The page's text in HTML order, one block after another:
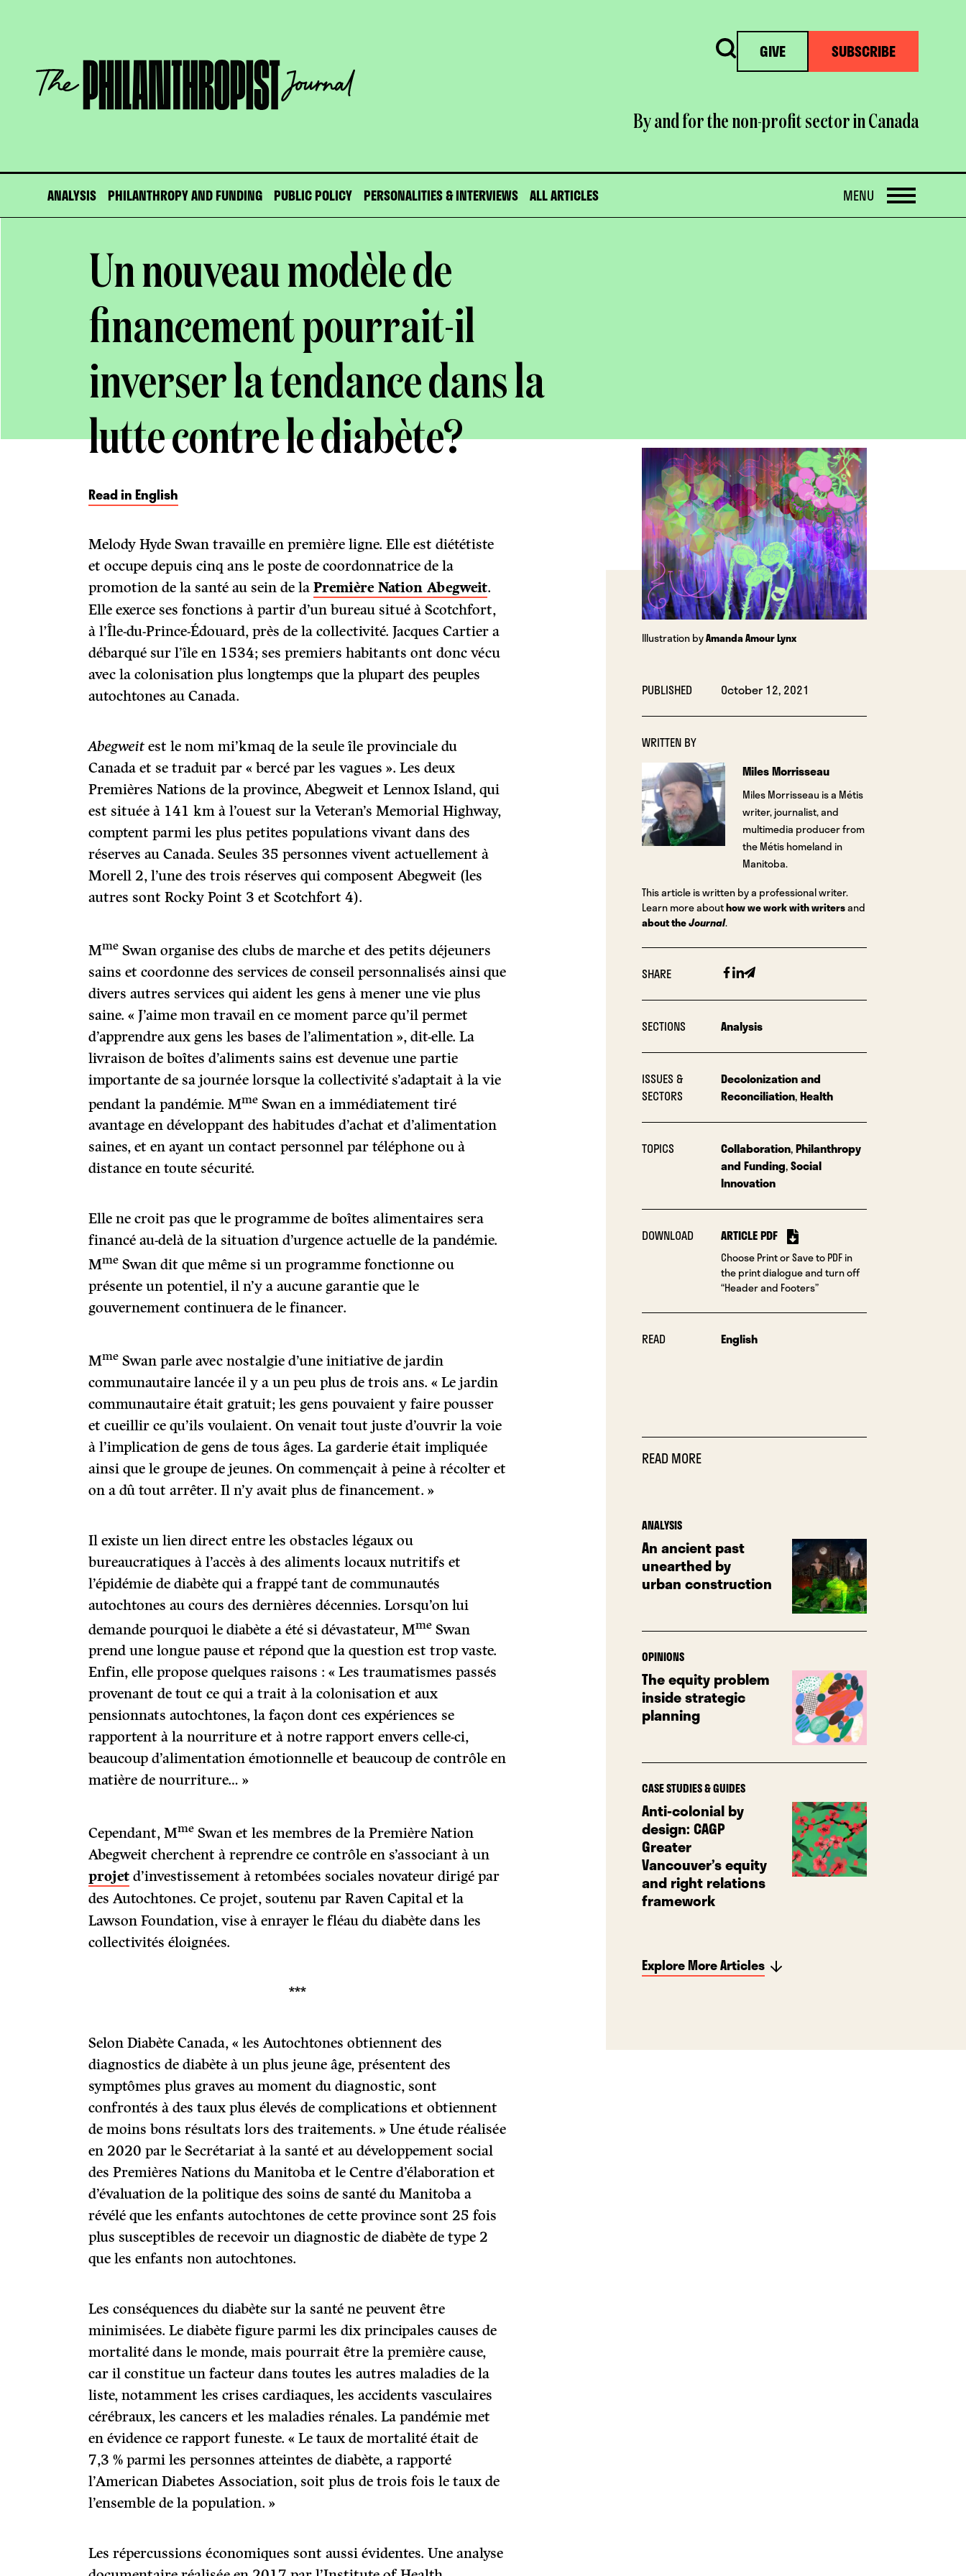
The
Philanthropist
Journal
Search GIVE SUBSCRIBE
By and for the non-profit sector in Canada
ANALYSIS PHILANTHROPY AND FUNDING PUBLIC POLICY PERSONALITIES & INTERVIEWS ALL ARTICLES OPEN
MENU
Un nouveau modèle de
financement pourrait-il
inverser la tendance dans la
lutte contre le diabète?
OPEN
IMAGE
LIGHTBOX
Illustration byAmanda Amour Lynx
PUBLISHED October 12, 2021
WRITTEN BY
Miles Morrisseau
Miles Morrisseau is a Métis
writer, journalist, and
multimedia producer from
the Métis homeland in
Manitoba.
This article is written by a professional writer.
Learn more abouthow we work with writersand
about theJournal.
SHARE Facebook
Linkedin
Email
SECTIONS Analysis
ISSUES &
SECTORS
Decolonization and
Reconciliation,Health
TOPICS Collaboration,Philanthropy
and Funding,Social
Innovation
DOWNLOAD ARTICLE PDF
Choose Print or Save to PDF in
the print dialogue and turn off
“Header and Footers”
READ English
READ MORE
ANALYSIS
An ancient past
unearthed by
urban construction
OPINIONS
The equity problem
inside strategic
planning
CASE STUDIES & GUIDES
Anti-colonial by
design: CAGP
Greater
Vancouver’s equity
and right relations
framework
Explore More Articles
Read in English
Melody Hyde Swan travaille en première ligne. Elle est diététiste
et occupe depuis cinq ans le poste de coordonnatrice de la
promotion de la santé au sein de laPremière Nation Abegweit.
Elle exerce ses fonctions à partir d’un bureau situé à Scotchfort,
à l’Île-du-Prince-Édouard, près de la collectivité. Jacques Cartier a
débarqué sur l’île en 1534; ses premiers habitants ont donc vécu
avec la colonisation plus longtemps que la plupart des peuples
autochtones au Canada.
Abegweit est le nom mi’kmaq de la seule île provinciale du
Canada et se traduit par « bercé par les vagues ». Les deux
Premières Nations de la province, Abegweit et Lennox Island, qui
est située à 141 km à l’ouest sur la Veteran’s Memorial Highway,
comptent parmi les plus petites populations vivant dans des
réserves au Canada. Seules 35 personnes vivent actuellement à
Morell 2, l’une des trois réserves qui composent Abegweit (les
autres sont Rocky Point 3 et Scotchfort 4).
Mme Swan organise des clubs de marche et des petits déjeuners
sains et coordonne des services de conseil personnalisés ainsi que
divers autres services qui aident les gens à mener une vie plus
saine. « J’aime mon travail en ce moment parce qu’il permet
d’apprendre aux gens les bases de l’alimentation », dit-elle. La
livraison de boîtes d’aliments sains est devenue une partie
importante de sa journée lorsque la collectivité s’adaptait à la vie
pendant la pandémie. Mme Swan en a immédiatement tiré
avantage en développant des habitudes d’achat et d’alimentation
saines, et en ayant un contact personnel par téléphone ou à
distance en toute sécurité.
Elle ne croit pas que le programme de boîtes alimentaires sera
financé au-delà de la situation d’urgence actuelle de la pandémie.
Mme Swan dit que même si un programme fonctionne ou
présente un potentiel, il n’y a aucune garantie que le
gouvernement continuera de le financer.
Mme Swan parle avec nostalgie d’une initiative de jardin
communautaire lancée il y a un peu plus de trois ans. « Le jardin
communautaire était gratuit; les gens pouvaient y faire pousser
et cueillir ce qu’ils voulaient. On venait tout juste d’ouvrir la voie
à l’implication de gens de tous âges. La garderie était impliquée
ainsi que le groupe de jeunes. On commençait à peine à récolter et
on a dû tout arrêter. Il n’y avait plus de financement. »
Il existe un lien direct entre les obstacles légaux ou
bureaucratiques à l’accès à des aliments locaux nutritifs et
l’épidémie de diabète qui a frappé tant de communautés
autochtones au cours des dernières décennies. Lorsqu’on lui
demande pourquoi le diabète a été si dévastateur, Mme Swan
prend une longue pause et répond que la question est trop vaste.
Enfin, elle propose quelques raisons : « Les traumatismes passés
provenant de tout ce qui a trait à la colonisation et aux
pensionnats autochtones, la façon dont ces expériences se
rapportent à la nourriture et à notre rapport envers celle-ci,
beaucoup d’alimentation émotionnelle et beaucoup de contrôle en
matière de nourriture… »
Cependant, Mme Swan et les membres de la Première Nation
Abegweit cherchent à reprendre ce contrôle en s’associant à un
projet d’investissement à retombées sociales novateur dirigé par
des Autochtones.Ce projet, soutenu par Raven Capital et la
Lawson Foundation, vise à enrayer le fléau du diabète dans les
collectivités éloignées.
***
Selon Diabète Canada, « les Autochtones obtiennent des
diagnostics de diabète à un plus jeune âge, présentent des
symptômes plus graves au moment du diagnostic, sont
confrontés à des taux plus élevés de complications et obtiennent
de moins bons résultats lors des traitements. » Une étude réalisée
en 2020 par le Secrétariat à la santé et au développement social
des Premières Nations du Manitoba et le Centre d’élaboration et
d’évaluation de la politique des soins de santé du Manitoba a
révélé que les enfants autochtones de cette province sont 25 fois
plus susceptibles de recevoir un diagnostic de diabète de type 2
que les enfants non autochtones.
Les conséquences du diabète sur la santé ne peuvent être
minimisées. Le diabète figure parmi les dix principales causes de
mortalité dans le monde, mais pourrait être la première cause,
car il constitue un facteur dans toutes les autres maladies de la
liste, notamment les crises cardiaques, les accidents vasculaires
cérébraux, les cancers et les maladies rénales. La pandémie met
en évidence ce rapport funeste. « Le taux de mortalité était de
7,3 % parmi les personnes atteintes de diabète, a rapporté
l’American Diabetes Association, soit plus de trois fois le taux de
l’ensemble de la population. »
Les répercussions économiques sont aussi évidentes. Une analyse